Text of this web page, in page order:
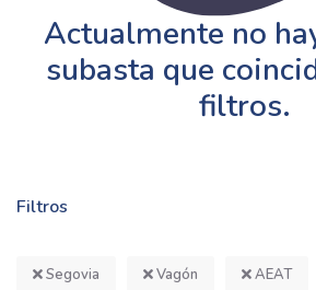
Filtros
Segovia Vagón AEAT
Actualmente no
subasta que
filtros.